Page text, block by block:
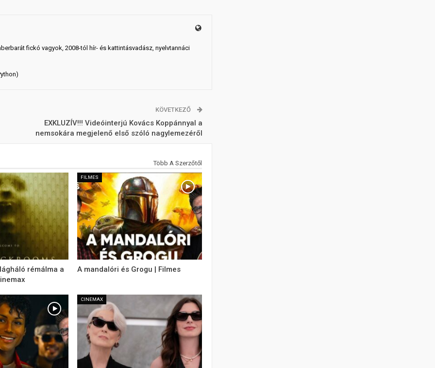
fickó vagyok, 2008-tól hír- és kattintásvadász, nyelvtannáci
KÖVETKEZŐ
EXKLUZÍV!!! Videóinterjú Kovács Koppánnyal a
nemsokára megjelenő első szóló nagylemezéről
Több A Szerzőtől
rémálma a
FILMES
A mandalóri és Grogu | Filmes
CINEMAX